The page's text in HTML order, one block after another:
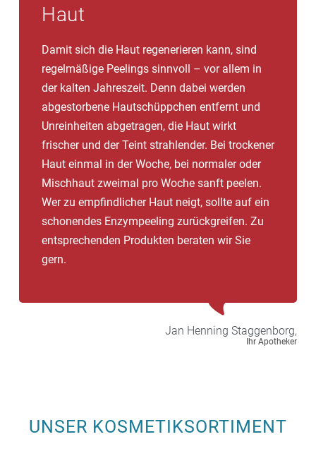
Haut
Damit sich die Haut regenerieren kann, sind
regelmäßige Peelings sinnvoll – vor allem in
der kalten Jahreszeit. Denn dabei werden
abgestorbene Hautschüppchen entfernt und
Unreinheiten abgetragen, die Haut wirkt
frischer und der Teint strahlender. Bei trockener
Haut einmal in der Woche, bei normaler oder
Mischhaut zweimal pro Woche sanft peelen.
Wer zu empfindlicher Haut neigt, sollte auf ein
schonendes Enzympeeling zurückgreifen. Zu
entsprechenden Produkten beraten wir Sie
gern.
Jan Henning Staggenborg,
Ihr Apotheker
UNSER KOSMETIKSORTIMENT